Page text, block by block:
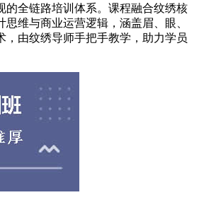
的全链路培训体系。课程融合纹绣核
思维与商业运营逻辑，涵盖眉、眼、
，由纹绣导师手把手教学，助力学员